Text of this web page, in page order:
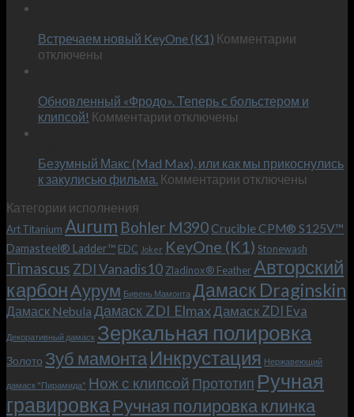
нож
–
и
Встречаем новый KeyOne (K1) Комментарии
KeyOne
отключены
Обновленный «Фродо». Теперь с больстером и
клипсой! Комментарии к
«Фродо».
Теперь
и
клипсой!
отключены
Безумный Макс (Mad Max), или как мы прикоснулись
к закулисью фильма. Комментарии к
Макс
(Mad
Max),
или
как
мы
прикоснулись
к
фильма.
отключены
Категории исполнения
Art Titanium Aurum Bohler M390Crucible CPM® S125V™
Damasteel® Ladder™ EDC Joker KeyOne (K1) Stonewash
Timascus ZDI Vanadis10 Zladinox® FeatherАвторский
карбонАурум Бивень Мамонта Дамаск Draginskin
Дамаск Nebula Дамаск ZDI ElmaxДамаск ZDI Eva
Декоративный дамаск Зеркальная полировка
Золото Зуб мамонтаИнкрустация Нержавеющий
дамаск "Пирамида" Нож с клипсой Прототип Ручная
гравировкаРучная полировка клинка